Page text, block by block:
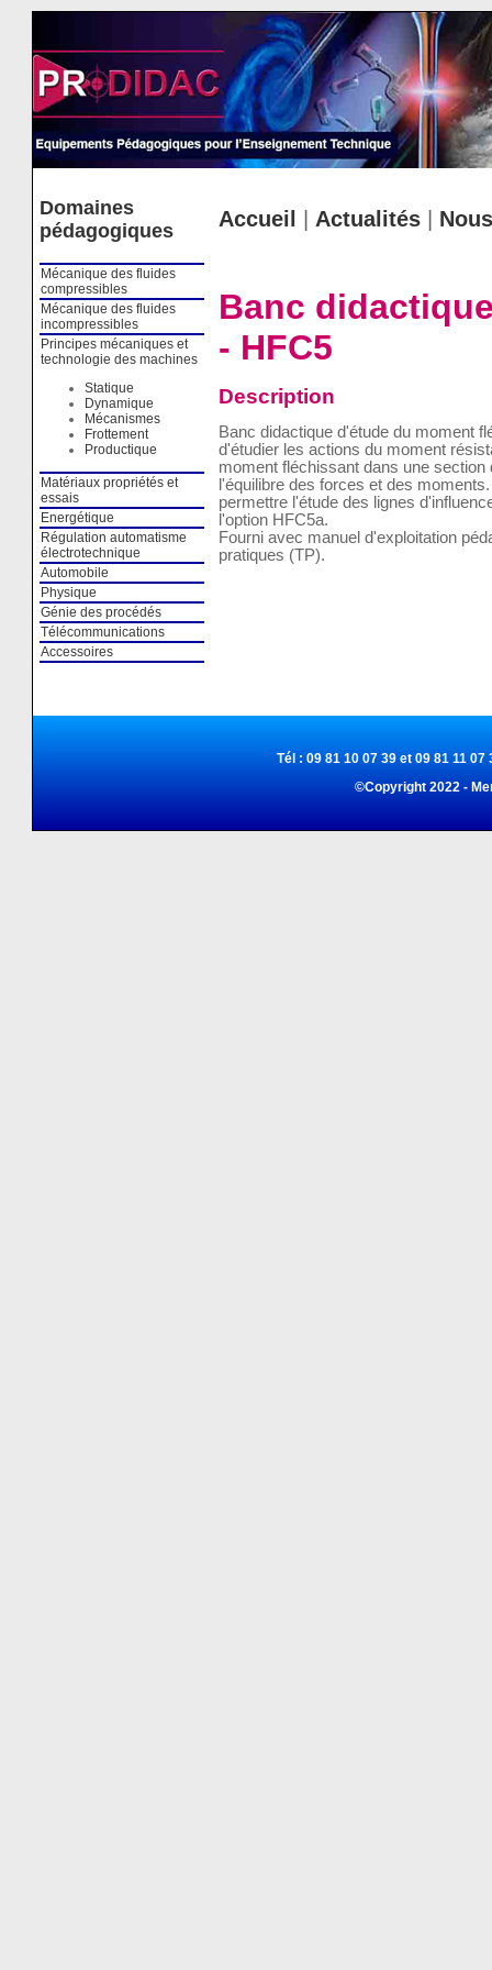
Domaines
pédagogiques
Mécanique des fluides
compressibles
Mécanique des fluides
incompressibles
Principes mécaniques et
technologie des machines
Statique
Dynamique
Mécanismes
Frottement
Productique
Matériaux propriétés et
essais
Energétique
Régulation automatisme
électrotechnique
Automobile
Physique
Génie des procédés
Télécommunications
Accessoires
Accueil Actualités|
Banc
- HFC5
Description
Banc didactique d'étude du moment
d'étudier les actions du moment
moment fléchissant dans une
l'équilibre des forces et des
permettre l'étude des lignes
l'option HFC5a.
Fourni avec manuel d'exploitation
pratiques (TP).
Tél : 09 81 10 07 39 et 09 81 11
©Copyright 2022 -
Cookies management panel